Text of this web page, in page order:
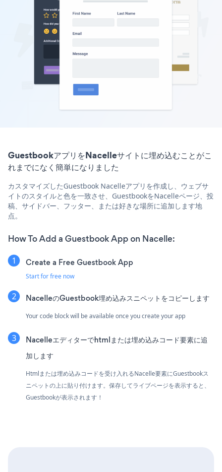
GuestbookアプリをNacelleサイトに埋め込むことがこ
れまでになく簡単になりました
カスタマイズしたGuestbook Nacelleアプリを作成し、ウェブサ
イトのスタイルと色を一致させ、GuestbookをNacelleページ、投
稿、サイドバー、フッター、または好きな場所に追加します地
点。
How To Add a Guestbook App on Nacelle:
Create a Free Guestbook App
Start for free now
NacelleのGuestbook埋め込みスニペットをコピーします
Your code block will be available once you create your app
Nacelleエディターでhtmlまたは埋め込みコード要素に追
加します
Htmlまたは埋め込みコードを受け入れるNacelle要素にGuestbookス
ニペットの上に貼り付けます。保存してライブページを表示すると、
Guestbookが表示されます！